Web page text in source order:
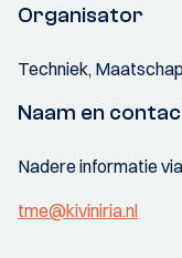
Organisator
Techniek,
Naam en
Nadere informatie
tme@kiviniria.nl